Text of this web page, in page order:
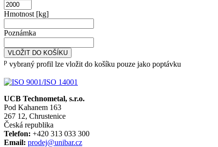
Hmotnost [kg]
Poznámka
VLOŽIT DO KOŠÍKU
p vybraný profil lze vložit do košíku pouze jako poptávku
UCB Technometal, s.r.o.
Pod Kahanem 163
267 12, Chrustenice
Česká republika
Telefon: +420 313 033 300
Email: prodej@unibar.cz